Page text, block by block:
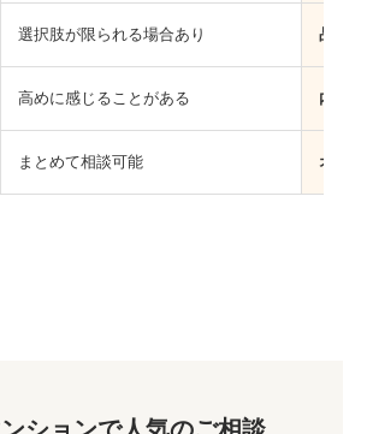
選択肢が限られる場合あり 品番
高めに感じることがある 内容
まとめて相談可能 オー
ションで人気のご相談